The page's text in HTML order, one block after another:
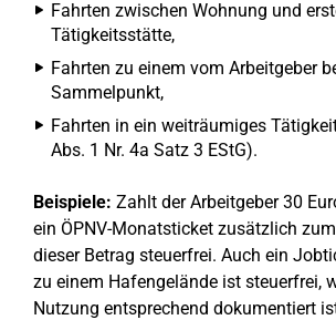
Fahrten zwischen Wohnung und
Tätigkeitsstätte,
Fahrten zu einem vom Arbeitgeber
Sammelpunkt,
Fahrten in ein weiträumiges
Abs. 1 Nr. 4a Satz 3 EStG).
Beispiele: Zahlt der Arbeitgeber 30
ein ÖPNV-Monatsticket zusätzlich
dieser Betrag steuerfrei. Auch ein
zu einem Hafengelände ist steuerfrei,
Nutzung entsprechend dokumentiert